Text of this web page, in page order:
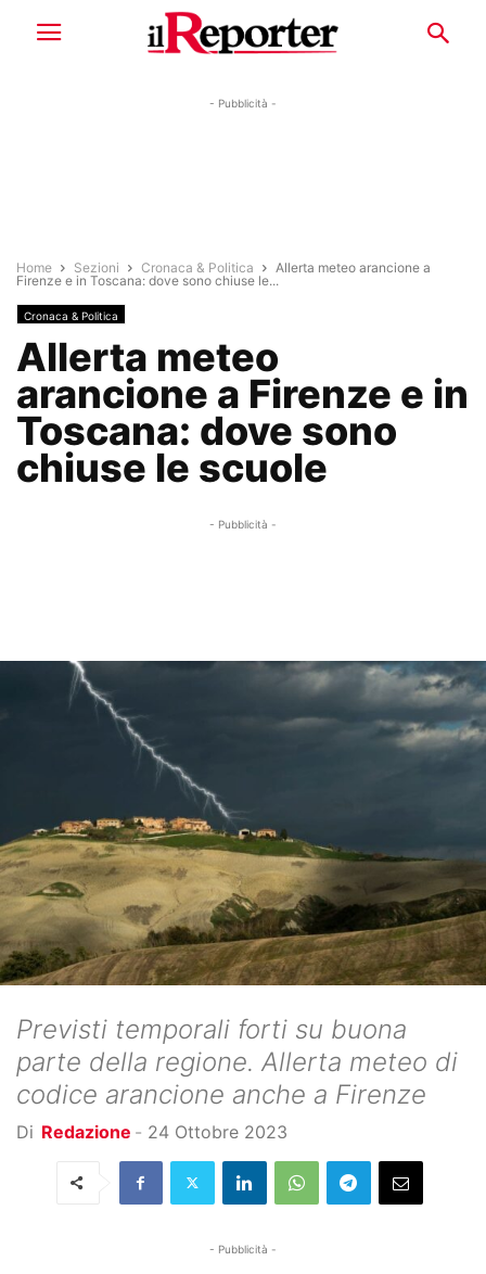
- Pubblicità -
Home Sezioni Cronaca & Politica
Allerta meteo arancione a
Firenze e in Toscana: dove sono chiuse le...
Cronaca & Politica
Allerta meteo
arancione a Firenze e in
Toscana: dove sono
chiuse le scuole
- Pubblicità -
Previsti temporali forti su buona
parte della regione. Allerta meteo di
codice arancione anche a Firenze
Di Redazione - 24 Ottobre 2023
- Pubblicità -